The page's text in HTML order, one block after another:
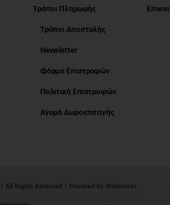
Τρόποι Πληρωμής
Τρόποι Αποστολής
Newsletter
Φόρμα Επιστροφών
Πολιτική Επιστροφών
Αγορά Δωροεπιταγής
Rights Reserved | Powered by Webserres